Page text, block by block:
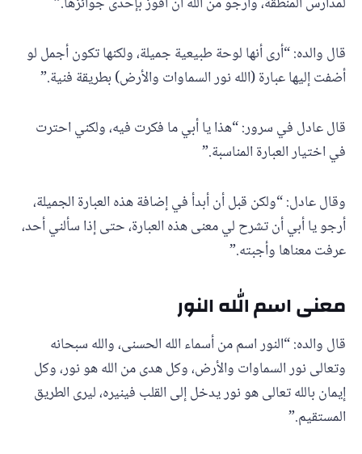
قال والده: “أرى أنها لوحة طبيعية جميلة، ولكنها تكون أجمل لو
أضفت إليها عبارة (الله نور السماوات والأرض) بطريقة فنية.”
قال عادل في سرور: “هذا يا أبي ما فكرت فيه، ولكني احترت
في اختيار العبارة المناسبة.”
وقال عادل: “ولكن قبل أن أبدأ في إضافة هذه العبارة الجميلة،
أرجو يا أبي أن تشرح لي معنى هذه العبارة، حتى إذا سألني أحد،
عرفت معناها وأجبته.”
معنى اسم الله النور
قال والده: “النور اسم من أسماء الله الحسنى، والله سبحانه
وتعالى نور السماوات والأرض، وكل هدى من الله هو نور، وكل
إيمان بالله تعالى هو نور يدخل إلى القلب فينيره، ليرى الطريق
المستقيم.”